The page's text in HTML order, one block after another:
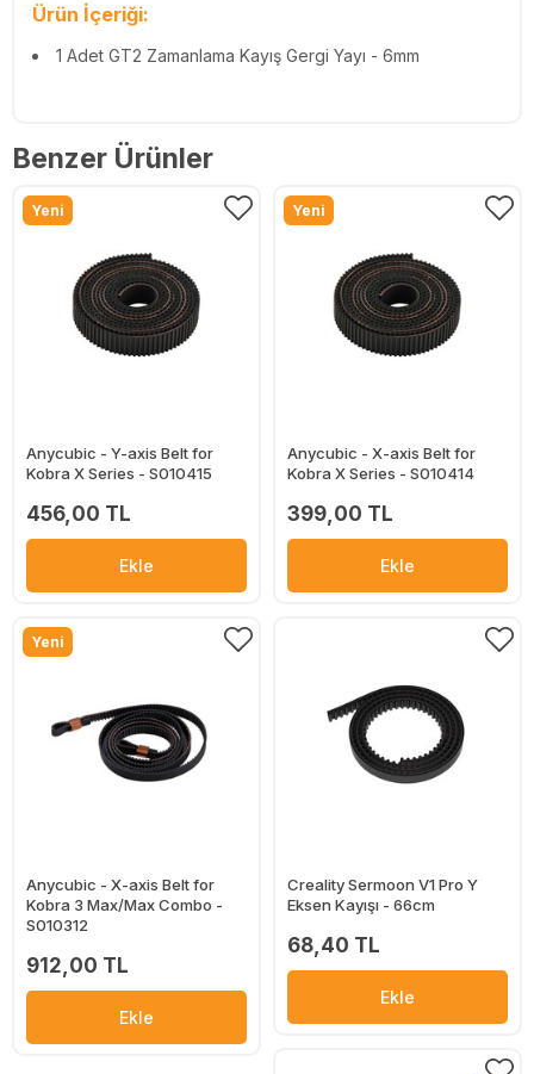
Ürün İçeriği:
1 Adet GT2 Zamanlama Kayış Gergi Yayı - 6mm
Benzer Ürünler
Yeni
Anycubic - Y-axis Belt for
Kobra X Series - S010415
456,00 TL
Ekle
Yeni
Anycubic - X-axis Belt for
Kobra X Series - S010414
399,00 TL
Ekle
Yeni
Anycubic - X-axis Belt for
Kobra 3 Max/Max Combo -
S010312
912,00 TL
Ekle
Creality Sermoon V1 Pro Y
Eksen Kayışı - 66cm
68,40 TL
Ekle